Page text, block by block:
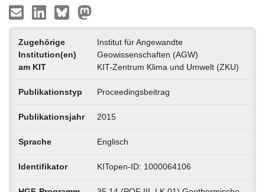
Zugehörige
Institution(en)
am KIT
Institut für Angewandte
Geowissenschaften (AGW)
KIT-Zentrum Klima und Umwelt (ZKU)
Publikationstyp Proceedingsbeitrag
Publikationsjahr 2015
Sprache Englisch
Identifikator KITopen-ID: 1000064106